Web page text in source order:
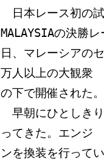
日本レース初の
MALAYSIAの決勝
日、マレーシアの
万人以上の大観衆
の下で開催された。
早朝にひとしき
ってきた。エンジ
ンを換装を行って